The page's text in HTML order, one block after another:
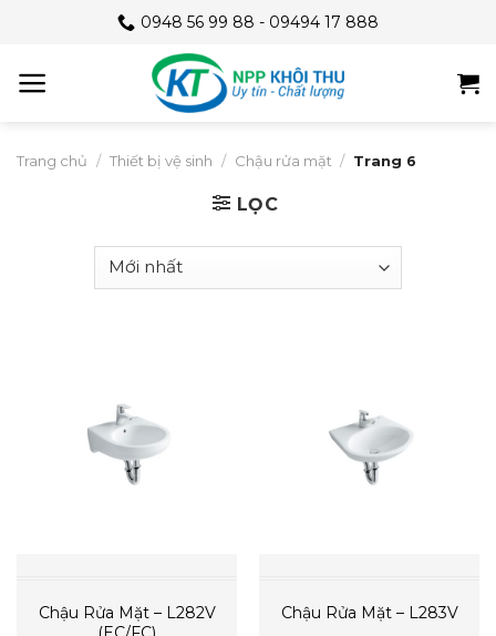
content
0948 56 99 88 - 09494 17 888
Trang chủ / Thiết bị vệ sinh / Chậu rửa mặt / Trang 6
LỌC
Chậu Rửa Mặt – L282V
Chậu Rửa Mặt – L283V